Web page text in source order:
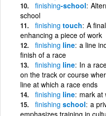
finishing-school
school
finishing touch A
enhancing a piece of work
finishing line a line
finish of a race
finishing line In a
on the track or course
line at which a race ends
finishing line mark at
finishing school a
emphasizes training in